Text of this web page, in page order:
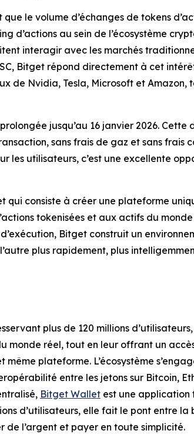
le volume d’échanges de tokens
d’actions au sein de l’écosystème
interagir avec les marchés
Bitget répond directement à cet
de Nvidia, Tesla, Microsoft et
jusqu’au 16 janvier 2026.
sans frais de gaz et sans frais
les utilisateurs, c’est une excellente
qui consiste à créer une plateforme
tokenisées et aux actifs du monde
Bitget construit un
plus rapidement, plus
plus de 120 millions
monde réel, tout en leur offrant un
plateforme. L’écosystème
entre les jetons sur Bitcoin,
Bitget Wallet est une application
d’utilisateurs, elle fait le pont entre
l’argent et payer en toute simplicité.